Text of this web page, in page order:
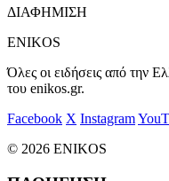
ΔΙΑΦΗΜΙΣΗ
ENIKOS
Όλες οι ειδήσεις από την
του enikos.gr.
Facebook X Instagram
© 2026 ENIKOS